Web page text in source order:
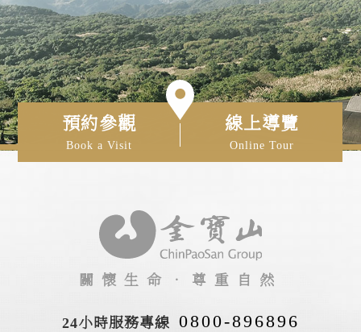
預約參觀
Book a Visit
線上導覽
Online Tour
關懷生命‧尊重自然
24小時服務專線 0800-896896